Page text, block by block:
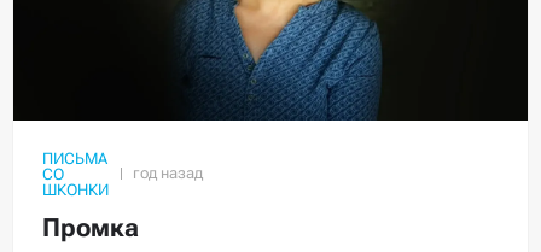
ПИСЬМА
СО
ШКОНКИ
Промка